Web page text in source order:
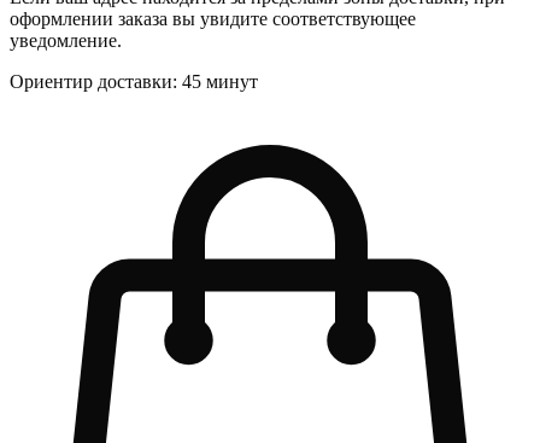
оформлении заказа вы увидите соответствующее
уведомление.
Ориентир доставки: 45 минут